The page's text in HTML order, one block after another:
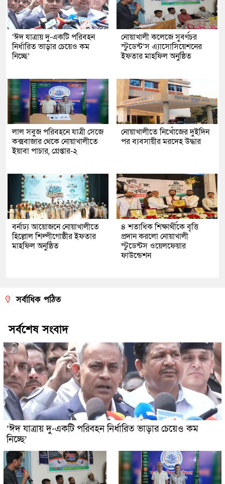
‘ঈদ যাত্রায় দু-একটি পরিবহন
নির্ধারিত ভাড়ার চেয়েও কম
নিচ্ছে’
নোয়াখালী কলেজে সুবর্ণচর
স্টুডেন্ট’স এ্যাসোসিয়েশনের
ইফতার মাহফিল অনুষ্ঠিত
লাল সবুজ পরিবহনে যাত্রী সেজে
কক্সবাজার থেকে নোয়াখালীতে
ইয়াবা পাচার, গ্রেপ্তার-২
নোয়াখালীতে নিখোঁজের দুইদিন
পর ব্যবসায়ীর মরদেহ উদ্ধার
বর্নাঢ্য আয়োজনে নোয়াখালীতে
হিল্লোল শিল্পীগোষ্ঠীর ইফতার
মাহফিল অনুষ্ঠিত
৪ শতাধিক শিক্ষার্থীকে বৃত্তি
প্রদান করলো নোয়াখালী
স্টুডেন্টস ওয়েলফেয়ার
ফাউন্ডেশন
সর্বাধিক পঠিত
সর্বশেষ সংবাদ
‘ঈদ যাত্রায় দু-একটি পরিবহন নির্ধারিত ভাড়ার চেয়েও কম
নিচ্ছে’